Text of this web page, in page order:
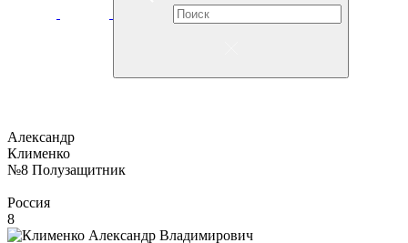
Александр
Клименко
№8 Полузащитник
Россия
8